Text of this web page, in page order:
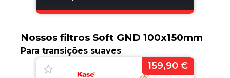
Nossos filtros Soft GND 100x150mm
Para transições suaves
159,90 €